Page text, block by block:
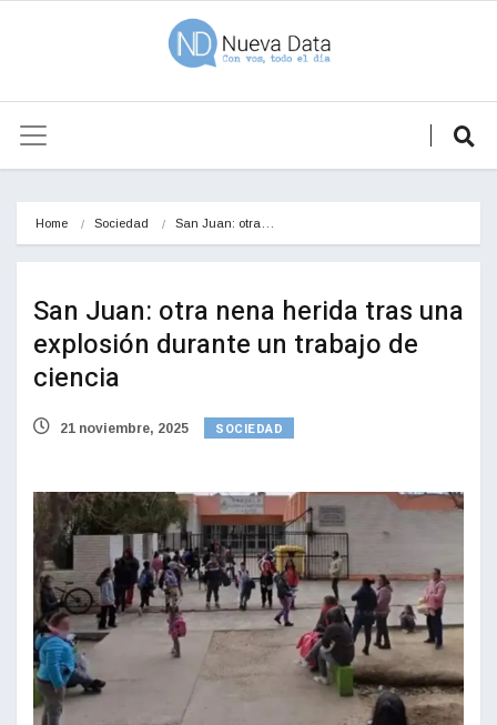
Home Sociedad San Juan: otra…
San Juan: otra nena herida tras una
explosión durante un trabajo de
ciencia
21 noviembre, 2025 SOCIEDAD